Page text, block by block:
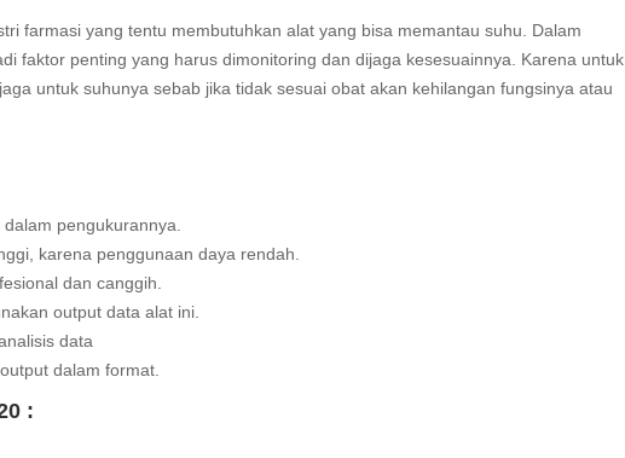
farmasi yang tentu membutuhkan alat yang bisa memantau suhu. Dalam
faktor penting yang harus dimonitoring dan dijaga kesesuainnya. Karena untuk
untuk suhunya sebab jika tidak sesuai obat akan kehilangan fungsinya atau
pengukurannya.
karena penggunaan daya rendah.
dan canggih.
output data alat ini.
data
dalam format.
: